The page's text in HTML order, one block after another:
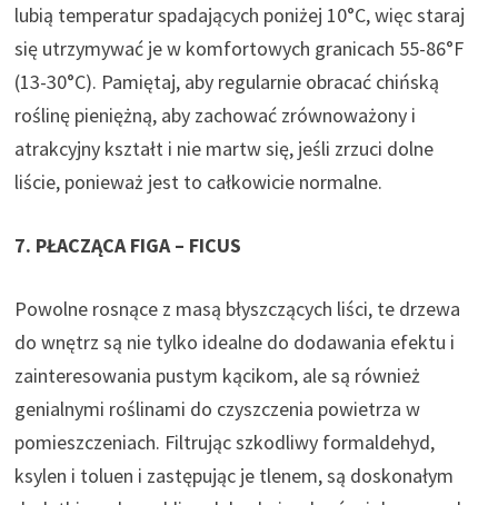
lubią temperatur spadających poniżej 10°C, więc staraj
się utrzymywać je w komfortowych granicach 55-86°F
(13-30°C). Pamiętaj, aby regularnie obracać chińską
roślinę pieniężną, aby zachować zrównoważony i
atrakcyjny kształt i nie martw się, jeśli zrzuci dolne
liście, ponieważ jest to całkowicie normalne.
7. PŁACZĄCA FIGA – FICUS
Powolne rosnące z masą błyszczących liści, te drzewa
do wnętrz są nie tylko idealne do dodawania efektu i
zainteresowania pustym kącikom, ale są również
genialnymi roślinami do czyszczenia powietrza w
pomieszczeniach. Filtrując szkodliwy formaldehyd,
ksylen i toluen i zastępując je tlenem, są doskonałym